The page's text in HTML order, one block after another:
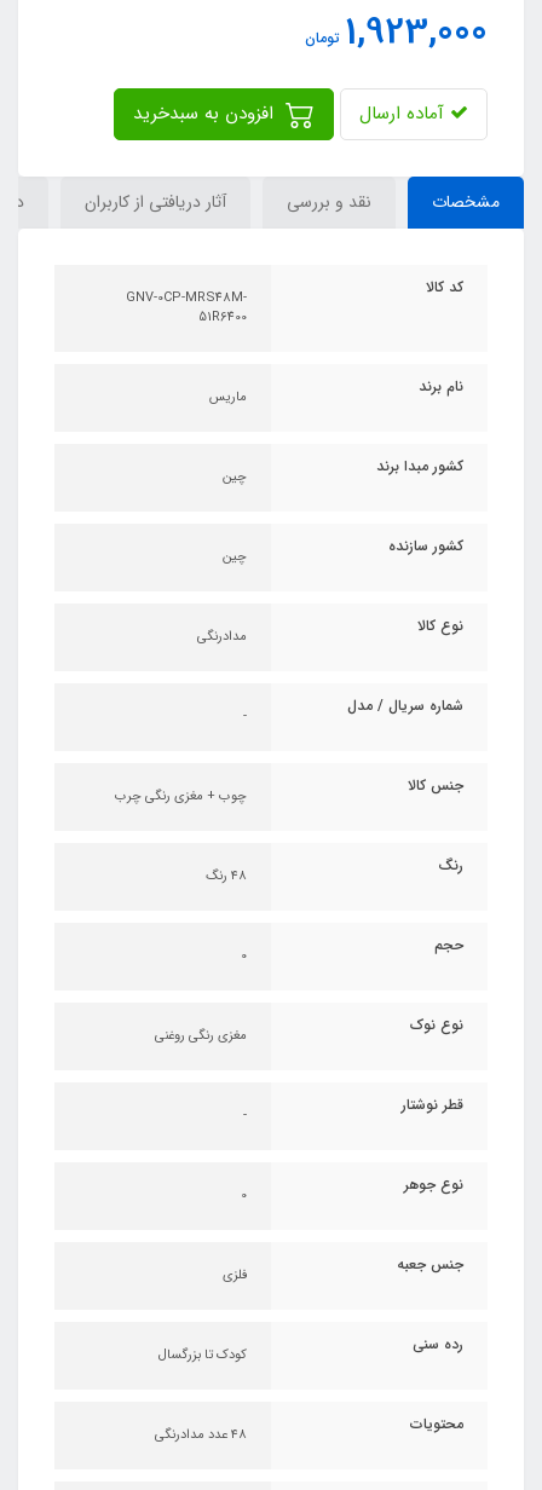
1,923,000 تومان
آماده ارسال
مشخصات نقد و بررسی آثار دریافتی از کاربران
کد کالا
GNV-0CP-MRS48M-
51R6400
نام برند ماریس
کشور مبدا برند چین
کشور سازنده چین
نوع کالا مدادرنگی
شماره سریال / مدل -
جنس کالا چوب + مغزی رنگی چرب
رنگ ۴۸ رنگ
حجم 0
نوع نوک مغزی رنگی روغنی
قطر نوشتار -
نوع جوهر 0
جنس جعبه فلزی
رده سنی کودک تا بزرگسال
محتویات ۴۸ عدد مدادرنگی